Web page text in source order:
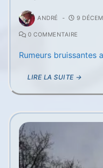
ANDRÉ - 9
0 COMMENTAIRE
Rumeurs bruissantes
LIRE LA SUITE →